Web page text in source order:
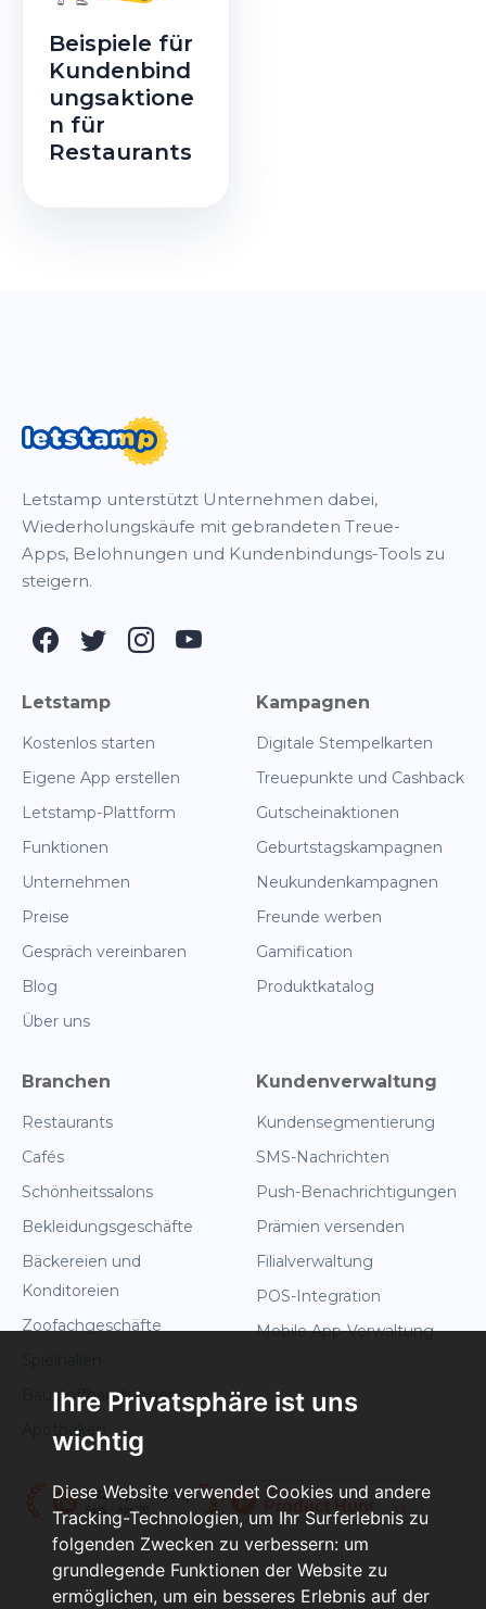
Ihre Privatsphäre ist uns
wichtig
Diese Website verwendet Cookies und andere
Tracking-Technologien, um Ihr Surferlebnis zu
folgenden Zwecken zu verbessern: um
grundlegende Funktionen der Website zu
ermöglichen, um ein besseres Erlebnis auf der
Beispiele für
Kundenbind
ungsaktione
n für
Restaurants
Letstamp unterstützt Unternehmen dabei,
Wiederholungskäufe mit gebrandeten Treue-
Apps, Belohnungen und Kundenbindungs-Tools zu
steigern.
Letstamp
Kostenlos starten
Eigene App erstellen
Letstamp-Plattform
Funktionen
Unternehmen
Preise
Gespräch vereinbaren
Blog
Über uns
Kampagnen
Digitale Stempelkarten
Treuepunkte und Cashback
Gutscheinaktionen
Geburtstagskampagnen
Neukundenkampagnen
Freunde werben
Gamification
Produktkatalog
Branchen
Restaurants
Cafés
Schönheitssalons
Bekleidungsgeschäfte
Bäckereien und
Konditoreien
Zoofachgeschäfte
Baustoffhandlungen
Apotheken
Kundenverwaltung
Kundensegmentierung
SMS-Nachrichten
Push-Benachrichtigungen
Prämien versenden
Filialverwaltung
POS-Integration
Mobile App-Verwaltung